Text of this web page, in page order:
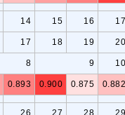
14 15 16 17
17 18 19 20
8 9 10
0.893 0.900 0.875 0.882
26 27 28 29